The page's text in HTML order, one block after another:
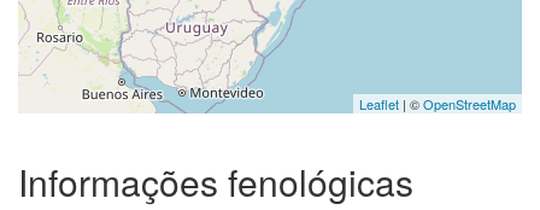
Leaflet | ©OpenStreetMap
Informações fenológicas